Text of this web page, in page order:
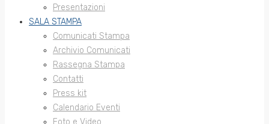
Presentazioni
SALA STAMPA
Comunicati Stampa
Archivio Comunicati
Rassegna Stampa
Contatti
Press kit
Calendario Eventi
Foto e Video